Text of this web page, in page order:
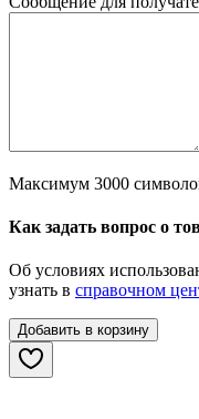
Максимум 3000
Как задать вопрос о
Об условиях
узнать в справочном
Добавить в корзину